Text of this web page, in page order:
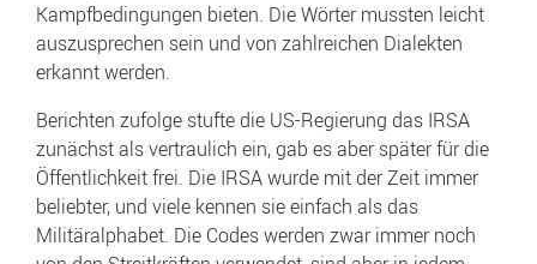
Kampfbedingungen bieten. Die Wörter mussten leicht
auszusprechen sein und von zahlreichen Dialekten
erkannt werden.
Berichten zufolge stufte die US-Regierung das IRSA
zunächst als vertraulich ein, gab es aber später für die
Öffentlichkeit frei. Die IRSA wurde mit der Zeit immer
beliebter, und viele kennen sie einfach als das
Militäralphabet. Die Codes werden zwar immer noch